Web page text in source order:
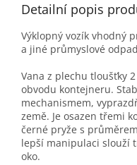
Detailní popis
Výklopný vozík vhodný
a jiné průmyslové
Vana z plechu tloušťky
obvodu kontejneru.
mechanismem,
země. Je osazen třemi
černé pryže s
lepší manipulaci slouží
oko.